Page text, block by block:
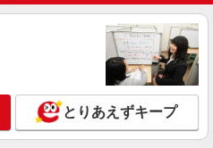
店
キッチンスタッフ ＜優先募集日
〜金） 9:00〜14:00
市中央区南町1-2-12
とりあえずキープ